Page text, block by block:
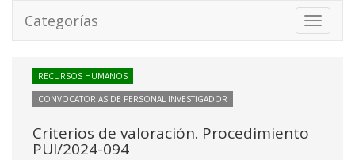
Toggle
Categorías
RECURSOS HUMANOS
CONVOCATORIAS DE PERSONAL INVESTIGADOR
Criterios de valoración. Procedimiento
PUI/2024-094